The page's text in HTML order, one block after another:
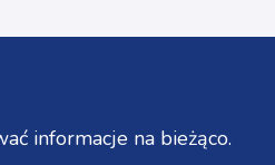
informacje na bieżąco.